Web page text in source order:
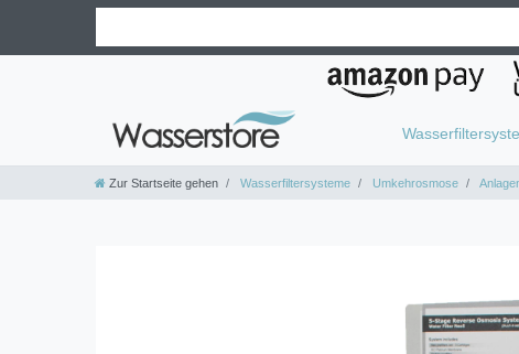
Zur Startseite gehen Wasserfiltersysteme Umkehrosmose